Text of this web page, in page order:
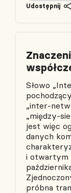
Udostępnij
Słowo
jest więc
danych
i otwartym
próbna